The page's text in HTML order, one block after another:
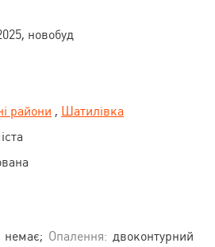
новобуд
райони , Шатилівка
немає; Опалення: двоконтурний